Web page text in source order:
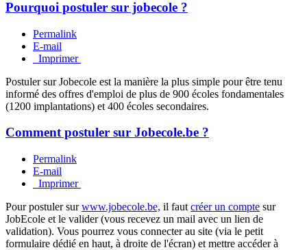
Pourquoi postuler sur jobecole ?
Permalink
E-mail
Imprimer
Postuler sur Jobecole est la manière la plus simple pour être tenu
informé des offres d'emploi de plus de 900 écoles fondamentales
(1200 implantations) et 400 écoles secondaires.
Comment postuler sur Jobecole.be ?
Permalink
E-mail
Imprimer
Pour postuler surwww.jobecole.be, il faut créer un compte sur
JobEcole et le valider (vous recevez un mail avec un lien de
validation). Vous pourrez vous connecter au site (via le petit
formulaire dédié en haut, à droite de l'écran) et mettre accéder à